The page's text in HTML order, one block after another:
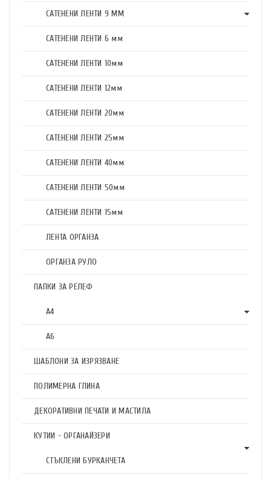
САТЕНЕНИ ЛЕНТИ 9 ММ
САТЕНЕНИ ЛЕНТИ 6 мм
САТЕНЕНИ ЛЕНТИ 10мм
САТЕНЕНИ ЛЕНТИ 12мм
САТЕНЕНИ ЛЕНТИ 20мм
САТЕНЕНИ ЛЕНТИ 25мм
САТЕНЕНИ ЛЕНТИ 40мм
САТЕНЕНИ ЛЕНТИ 50мм
САТЕНЕНИ ЛЕНТИ 15мм
ЛЕНТА ОРГАНЗА
ОРГАНЗА РУЛО
ПАПКИ ЗА РЕЛЕФ
А4
А6
ШАБЛОНИ ЗА ИЗРЯЗВАНЕ
ПОЛИМЕРНА ГЛИНА
ДЕКОРАТИВНИ ПЕЧАТИ И МАСТИЛА
КУТИИ - ОРГАНАЙЗЕРИ
СТЪКЛЕНИ БУРКАНЧЕТА